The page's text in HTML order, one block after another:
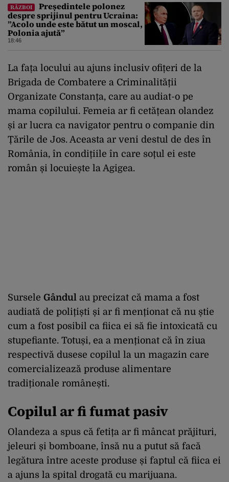
RĂZBOI
Președintele polonez
despre sprijinul pentru Ucraina:
”Acolo unde este bătut un moscal,
Polonia ajută”
18:46
La fața locului au ajuns inclusiv ofițeri de la
Brigada de Combatere a Criminalității
Organizate Constanța, care au audiat-o pe
mama copilului. Femeia ar fi cetățean olandez
și ar lucra ca navigator pentru o companie din
Țările de Jos. Aceasta ar veni destul de des în
România, în condițiile în care soțul ei este
român și locuiește la Agigea.
Sursele Gândul au precizat că mama a fost
audiată de polițiști și ar fi menționat că nu știe
cum a fost posibil ca fiica ei să fie intoxicată cu
stupefiante. Totuși, ea a menționat că în ziua
respectivă dusese copilul la un magazin care
comercializează produse alimentare
tradiționale românești.
Copilul ar fi fumat pasiv
Olandeza a spus că fetița ar fi mâncat prăjituri,
jeleuri și bomboane, însă nu a putut să facă
legătura între aceste produse și faptul că fiica ei
a ajuns la spital drogată cu marijuana.